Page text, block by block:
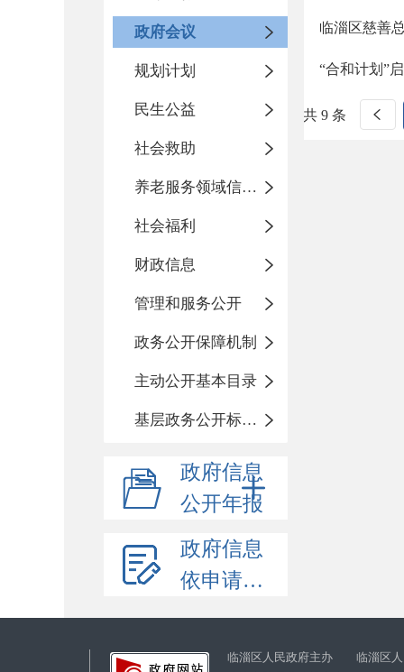
政府会议
规划计划
民生公益
社会救助
养老服务领域信息公开专栏
社会福利
财政信息
管理和服务公开
政务公开保障机制
主动公开基本目录
基层政务公开标准化目录
政府信息
公开年报
政府信息
依申请公开
临淄区慈善
“合和计划”
共 9 条
临淄区人民政府主办 临淄区人